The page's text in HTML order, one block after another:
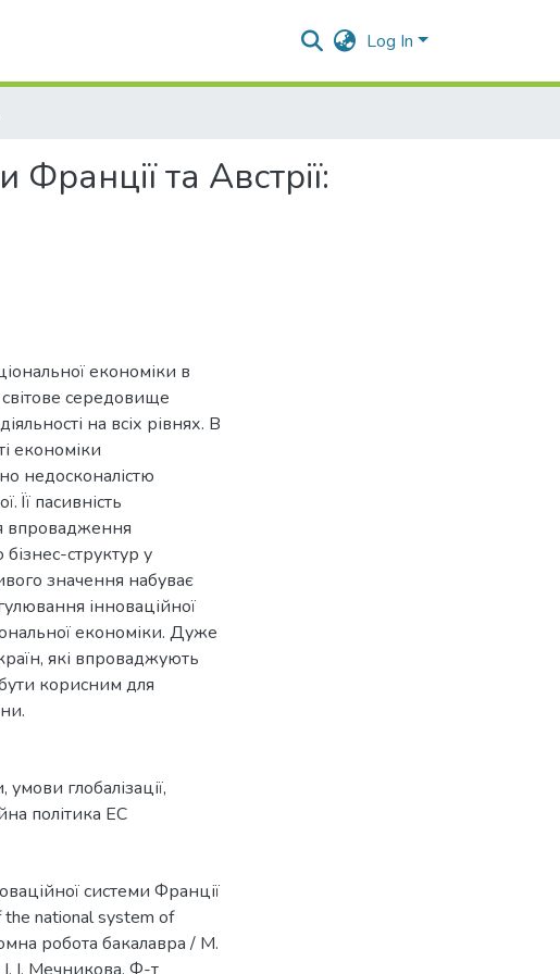
Log In
та Австрії:
економіки в
світове середовище
на всіх рівнях. В
економіки
недосконалістю
Її пасивність
впровадження
структур у
значення набуває
інноваційної
економіки. Дуже
які впроваджують
корисним для
, умови глобалізації,
політика ЕС
системи Франції
the national system of
робота бакалавра / М.